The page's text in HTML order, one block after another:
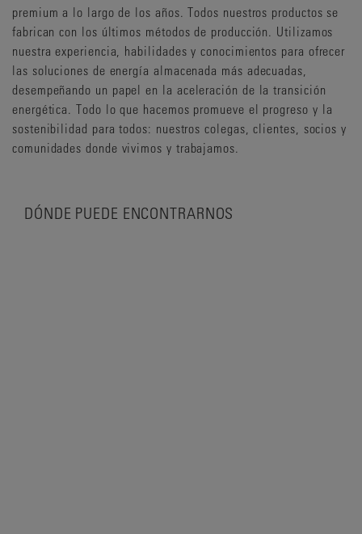
premium a lo largo de los años. Todos nuestros productos se
fabrican con los últimos métodos de producción. Utilizamos
nuestra experiencia, habilidades y conocimientos para ofrecer
las soluciones de energía almacenada más adecuadas,
desempeñando un papel en la aceleración de la transición
energética. Todo lo que hacemos promueve el progreso y la
sostenibilidad para todos: nuestros colegas, clientes, socios y
comunidades donde vivimos y trabajamos.
DÓNDE PUEDE ENCONTRARNOS